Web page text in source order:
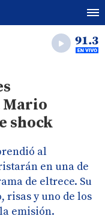
Mario
shock
al
en una de
de eltrece. Su
risas y uno de los
emisión.